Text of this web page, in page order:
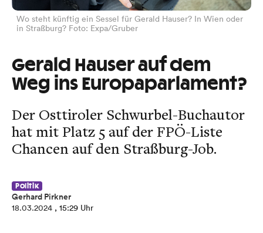
Wo steht künftig ein Sessel für Gerald Hauser? In Wien oder
in Straßburg? Foto: Expa/Gruber
Gerald Hauser auf dem
Weg ins Europaparlament?
Der Osttiroler Schwurbel-Buchautor
hat mit Platz 5 auf der FPÖ-Liste
Chancen auf den Straßburg-Job.
Politik
Gerhard Pirkner
18.03.2024 , 15:29 Uhr